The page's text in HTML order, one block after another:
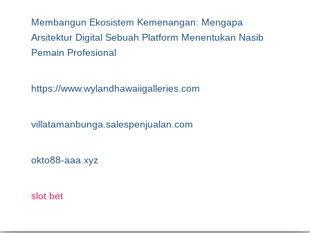
Membangun Ekosistem Kemenangan: Mengapa
Arsitektur Digital Sebuah Platform Menentukan Nasib
Pemain Profesional
https://www.wylandhawaiigalleries.com
villatamanbunga.salespenjualan.com
okto88-aaa.xyz
slot bet